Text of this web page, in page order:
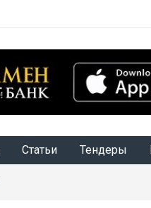
Статьи Тендеры